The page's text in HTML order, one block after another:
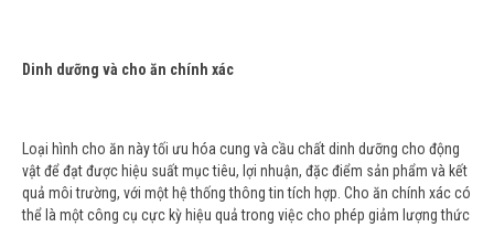
Dinh dưỡng và cho ăn chính xác
Loại hình cho ăn này tối ưu hóa cung và cầu chất dinh dưỡng cho động
vật để đạt được hiệu suất mục tiêu, lợi nhuận, đặc điểm sản phẩm và kết
quả môi trường, với một hệ thống thông tin tích hợp. Cho ăn chính xác có
thể là một công cụ cực kỳ hiệu quả trong việc cho phép giảm lượng thức